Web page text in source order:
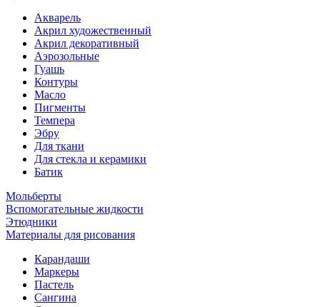
Акварель
Акрил художественный
Акрил декоративный
Аэрозольные
Гуашь
Контуры
Масло
Пигменты
Темпера
Эбру
Для ткани
Для стекла и керамики
Батик
Мольберты
Вспомогательные жидкости
Этюдники
Материалы для рисования
Карандаши
Маркеры
Пастель
Сангина